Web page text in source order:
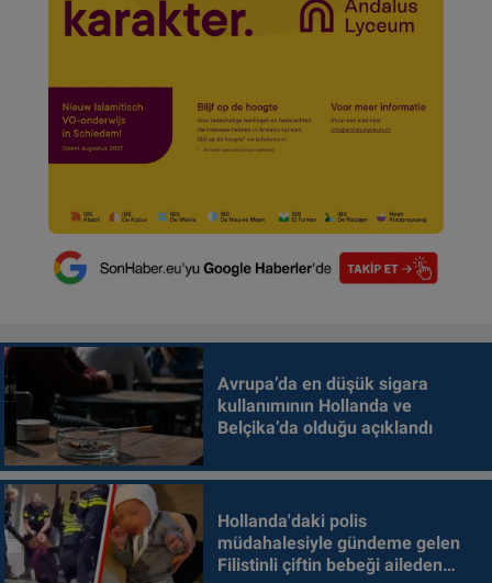
Avrupa’da en düşük sigara
kullanımının Hollanda ve
Belçika’da olduğu açıklandı
Hollanda'daki polis
müdahalesiyle gündeme gelen
Filistinli çiftin bebeği aileden